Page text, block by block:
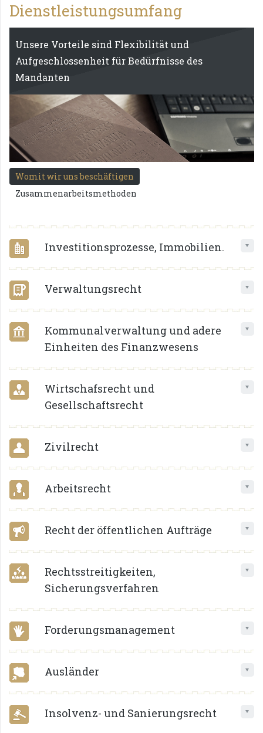
Bauverträge – Blog
Prawnik dla pracodawcy – blog
Kontakt
Dienstleistungsumfang
Unsere Vorteile sind Flexibilität und
Aufgeschlossenheit für Bedürfnisse des
Mandanten
Womit wir uns beschäftigen
Zusammenarbeitsmethoden
Investitionsprozesse, Immobilien.
Verwaltungsrecht
Kommunalverwaltung und adere
Einheiten des Finanzwesens
Wirtschafsrecht und
Gesellschaftsrecht
Zivilrecht
Arbeitsrecht
Recht der öffentlichen Aufträge
Rechtsstreitigkeiten,
Sicherungsverfahren
Forderungsmanagement
Ausländer
Insolvenz- und Sanierungsrecht